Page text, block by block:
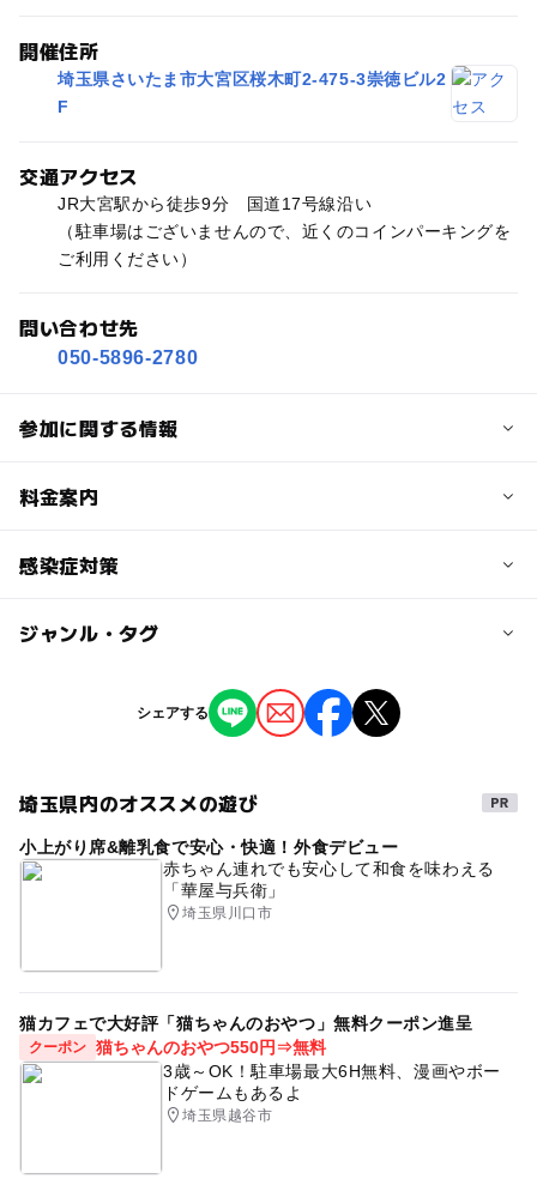
開催住所
埼玉県さいたま市大宮区桜木町2-475-3崇徳ビル2
F
交通アクセス
JR大宮駅から徒歩9分 国道17号線沿い
（駐車場はございませんので、近くのコインパーキングを
ご利用ください）
問い合わせ先
050-5896-2780
参加に関する情報
定員
0歳･1歳･2歳の赤ちゃん(乳児･幼児)
3歳･4歳･5歳･6歳(幼児)
予約/応募
予約必要
最終応募締切 2025-3-25(火)
応募方法
このイベントの受付は終了しました。
料金案内
子供の料金
二人目以降はプラス1000円でご参加いただけます
感染症対策
・リトミック中も換気のため窓を開ける場合がありますの
・使用する道具はレッスンごとに消毒しております
ジャンル・タグ
タグ
リトミック おやこリトミック ベビーリトミック
和楽器 雨の日でもOK
シェアする
埼玉県内のオススメの遊び
小上がり席&離乳食で安心・快適！外食デビュー
赤ちゃん連れでも安心して和食を味わえる
「華屋与兵衛」
埼玉県川口市
猫カフェで大好評「猫ちゃんのおやつ」無料クーポン進呈
クーポン 猫ちゃんのおやつ550円⇒無料
3歳～OK！駐車場最大6H無料、漫画やボー
ドゲームもあるよ
埼玉県越谷市